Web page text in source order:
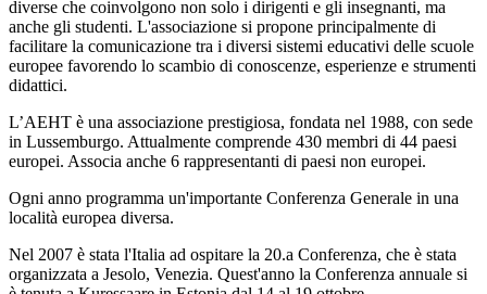
diverse che coinvolgono non solo i dirigenti e gli insegnanti, ma
anche gli studenti. L'associazione si propone principalmente di
facilitare la comunicazione tra i diversi sistemi educativi delle scuole
europee favorendo lo scambio di conoscenze, esperienze e strumenti
didattici.
L’AEHT è una associazione prestigiosa, fondata nel 1988, con sede
in Lussemburgo. Attualmente comprende 430 membri di 44 paesi
europei. Associa anche 6 rappresentanti di paesi non europei.
Ogni anno programma un'importante Conferenza Generale in una
località europea diversa.
Nel 2007 è stata l'Italia ad ospitare la 20.a Conferenza, che è stata
organizzata a Jesolo, Venezia. Quest'anno la Conferenza annuale si